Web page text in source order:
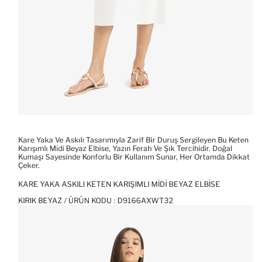
Kare Yaka Ve Askılı Tasarımıyla Zarif Bir Duruş Sergileyen Bu Keten
Karışımlı Midi Beyaz Elbise, Yazın Ferah Ve Şık Tercihidir. Doğal
Kumaşı Sayesinde Konforlu Bir Kullanım Sunar, Her Ortamda Dikkat
Çeker.
KARE YAKA ASKILI KETEN KARIŞIMLI MIDI BEYAZ ELBISE
KIRIK BEYAZ / ÜRÜN KODU : D9166AXWT32